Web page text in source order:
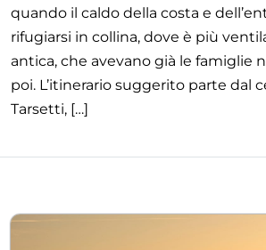
quando il caldo della costa e
rifugiarsi in collina, dove è più
antica, che avevano già le famiglie
poi. L’itinerario suggerito parte dal
Tarsetti, […]